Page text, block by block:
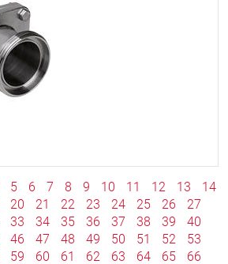
5 6 7 8 9 10 11 12 13
14
20 21 22 23 24 25 26
27
33 34 35 36 37 38 39
40
46 47 48 49 50 51 52
53
59 60 61 62 63 64 65
66